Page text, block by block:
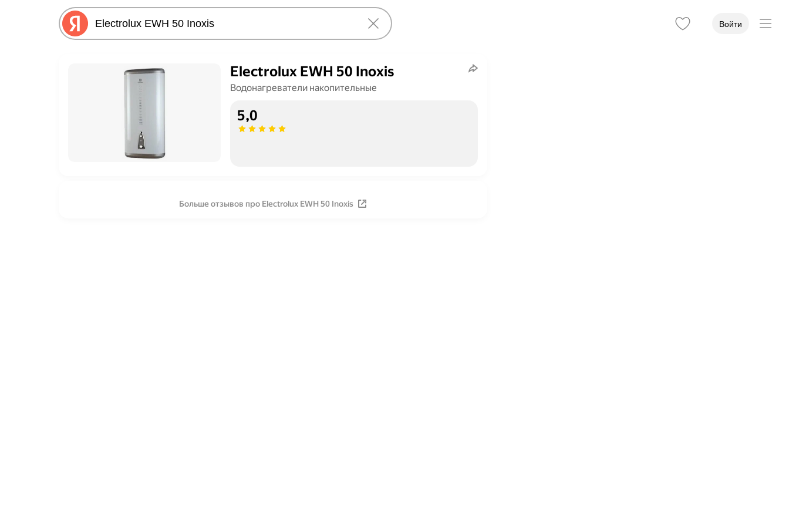
Войти
Electrolux EWH 50 Inoxis
Водонагреватели накопительные
5,0
Больше отзывов про Electrolux EWH 50 Inoxis